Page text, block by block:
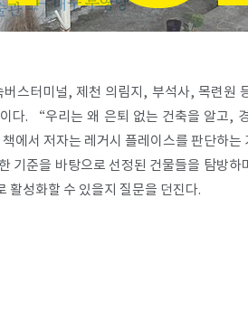
스터미널, 제천 의림지, 부석사, 목련
다. “우리는 왜 은퇴 없는 건축을 알고,
에서 저자는 레거시 플레이스를 판단하
기준을 바탕으로 선정된 건물들을 탐방
활성화할 수 있을지 질문을 던진다.